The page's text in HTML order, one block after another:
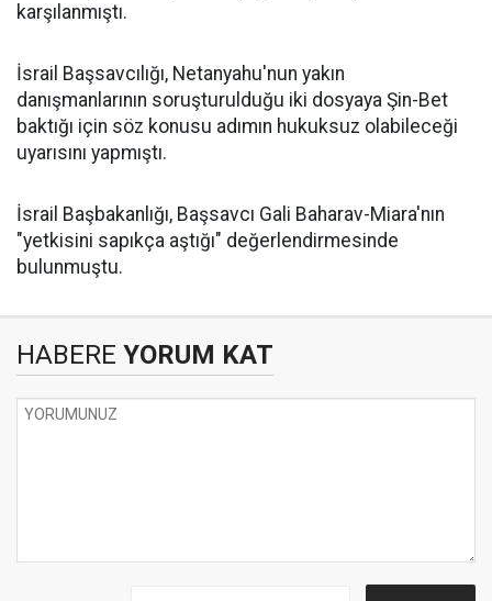
karşılanmıştı.
İsrail Başsavcılığı, Netanyahu'nun yakın
danışmanlarının soruşturulduğu iki dosyaya Şin-Bet
baktığı için söz konusu adımın hukuksuz olabileceği
uyarısını yapmıştı.
İsrail Başbakanlığı, Başsavcı Gali Baharav-Miara'nın
"yetkisini sapıkça aştığı" değerlendirmesinde
bulunmuştu.
HABERE YORUM KAT